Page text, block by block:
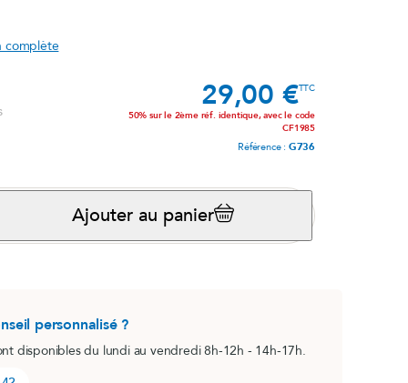
complète
Prix
29,00 €TTC
50% sur le 2ème réf. identique, avec le code
CF1985
Référence : G736
Ajouter au panier
personnalisé ?
disponibles du lundi au vendredi 8h-12h - 14h-17h.